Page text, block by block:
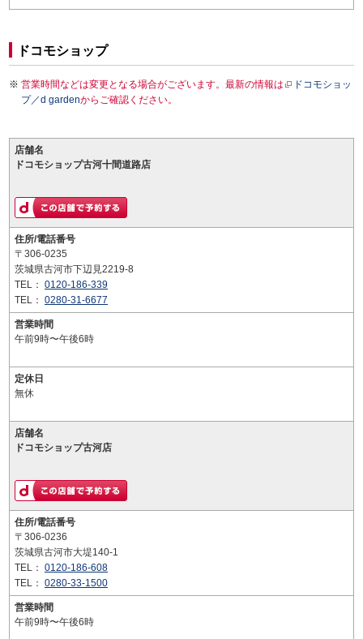
ドコモショップ
営業時間などは変更となる場合がございます。最新の情報は
ドコモショッ
プ／d gardenからご確認ください。
店舗名
ドコモショップ古河十間道路店
住所/電話番号
〒306-0235
茨城県古河市下辺見2219-8
TEL： 0120-186-339
TEL： 0280-31-6677
営業時間
午前9時〜午後6時
定休日
無休
店舗名
ドコモショップ古河店
住所/電話番号
〒306-0236
茨城県古河市大堤140-1
TEL： 0120-186-608
TEL： 0280-33-1500
営業時間
午前9時〜午後6時